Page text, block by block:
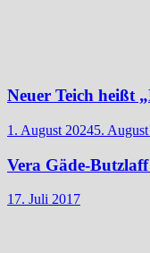
Neuer Teich heißt
1. August 20245.
Vera Gäde-
17. Juli 2017